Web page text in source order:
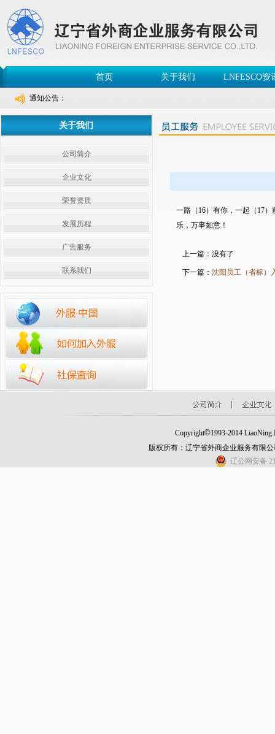
首页 关于我们 LNFESCO资
通知公告：
关于我们
公司简介
企业文化
荣誉资质
发展历程
广告服务
联系我们
一路（16）有你，一起（17
乐，万事如意！
上一篇：没有了
下一篇： 沈阳员工（省标）
Copyright©1993-2014 LiaoNing
版权所有：辽宁省外商企业服务有限
辽公网安备